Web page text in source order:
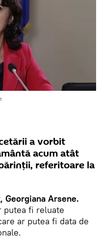
a vorbit
acum atât
referitoare la
Georgiana Arsene.
putea fi reluate
ar putea fi data de